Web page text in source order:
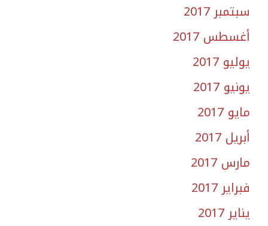
سبتمبر 2017
أغسطس 2017
يوليو 2017
يونيو 2017
مايو 2017
أبريل 2017
مارس 2017
فبراير 2017
يناير 2017